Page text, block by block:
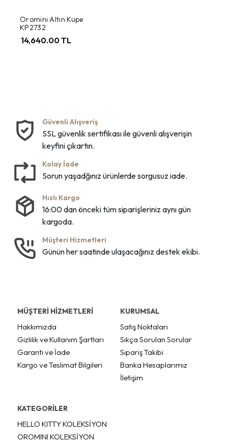
Oromini Altın Küpe
KP2732
14,640.00 TL
Güvenli Alışveriş
SSL güvenlik sertifikası ile güvenli alışverişin
keyfini çıkartın.
Kolay İade
Sorun yaşadğınız ürünlerde sorgusuz iade.
Hızlı Kargo
16:00 dan önceki tüm siparişleriniz aynı gün
kargoda.
Müşteri Hizmetleri
Günün her saatinde ulaşacağınız destek ekibi.
MÜŞTERİ HİZMETLERİ
Hakkımızda
Gizlilik ve Kullanım Şartları
Garanti ve İade
Kargo ve Teslimat Bilgileri
KURUMSAL
Satış Noktaları
Sıkça Sorulan Sorular
Sipariş Takibi
Banka Hesaplarımız
İletişim
KATEGORİLER
HELLO KITTY KOLEKSİYON
OROMINI KOLEKSİYON